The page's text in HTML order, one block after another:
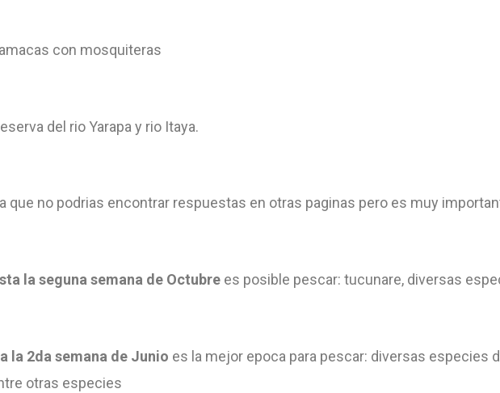
con mosquiteras
del rio Yarapa y rio Itaya.
que no podrias encontrar respuestas en otras paginas pero es muy
la seguna semana de Octubrees posible pescar: tucunare, diversas
la 2da semana de Junio es la mejor epoca para pescar: diversas especies
otras especies